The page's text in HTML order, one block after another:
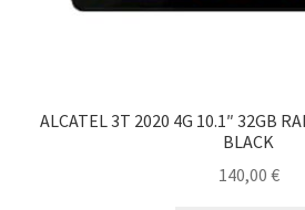
ALCATEL 3T 2020 4G 10.1″ 32GB
BLACK
140,00 €